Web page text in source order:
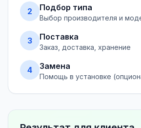
2 Подбор типа
Выбор производителя и
3 Поставка
Заказ, доставка, хранение
4 Замена
Помощь в установке